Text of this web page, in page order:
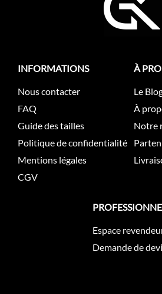
INFORMATIONS
Nous contacter
FAQ
Guide des tailles
Politique de confidentialité
Mentions légales
CGV
À
Le
À
Notre
Espace
Demande de